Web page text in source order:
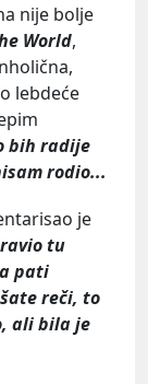
nije bolje
World,
lebdeće
bih radije
rodio...
je
tu
pati
reči, to
ali bila je